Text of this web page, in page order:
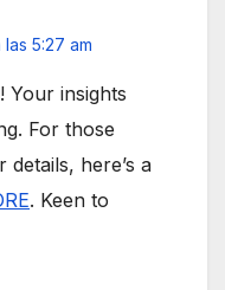
5:27 am
Your insights
For those
here’s a
. Keen to